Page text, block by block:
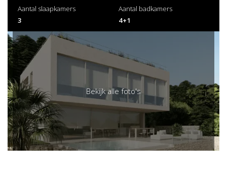
Aantal slaapkamers
3
Aantal badkamers
4+1
Bekijk alle foto's